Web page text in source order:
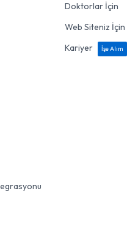
Doktorlar İçin
Web Siteniz İçin
Kariyer
İşe Alım